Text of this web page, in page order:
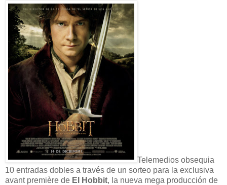
Telemedios obsequia
10 entradas dobles a través de un sorteo para la exclusiva
avant première de El Hobbit, la nueva mega producción de